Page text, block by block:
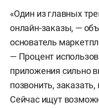
«Один из главных
онлайн-заказы, —
основатель
— Процент
приложения сильно
позвонить,
Сейчас ищут